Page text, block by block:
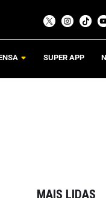
SUPER APP
MAIS LIDAS